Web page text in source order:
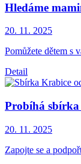
Hledáme
20. 11. 2025
Pomůžete dětem s
Detail
Probíhá
20. 11. 2025
Zapojte se a